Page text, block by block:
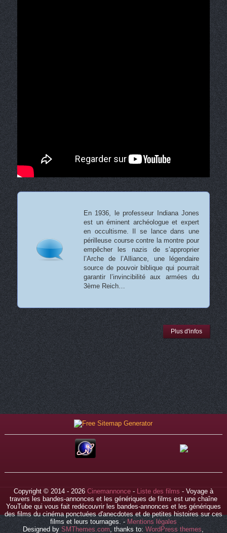
En 1936, le professeur Indiana Jones
est un éminent archéologue et expert
en occultisme. Il se lance dans une
périlleuse course contre la montre pour
empêcher les nazis de s’approprier
l’Arche de l’Alliance, une légendaire
source de pouvoir biblique qui pourrait
garantir l’invincibilité aux armées du
3ème Reich…
Plus d'infos
Copyright © 2014 - 2026 Cinemannonce- Liste des films - Voyage à
travers les bandes-annonces et les génériques de films est une chaîne
YouTube qui vous fait redécouvrir les bandes-annonces et les génériques
des films du cinéma ponctuées d'anecdotes et de petites histoires sur ces
films et leurs tournages. -Mentions légales
Designed bySMThemes.com, thanks to:WordPress themes,